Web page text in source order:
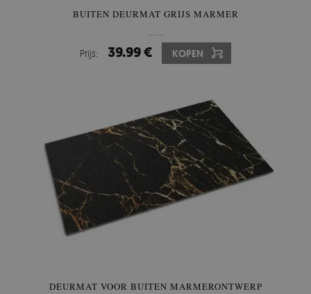
BUITEN DEURMAT GRIJS MARMER
Prijs: 39.99 € KOPEN
DEURMAT VOOR BUITEN MARMERONTWERP